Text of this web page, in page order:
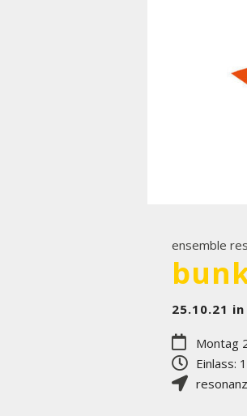
ensemble
25.10.21
Montag
Einlass: